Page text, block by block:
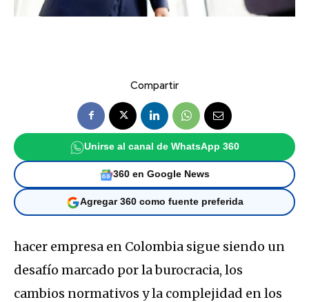
Compartir
Unirse al canal de WhatsApp 360
360 en Google News
Agregar 360 como fuente preferida
hacer empresa en Colombia sigue siendo un
desafío marcado por la burocracia, los
cambios normativos y la complejidad en los